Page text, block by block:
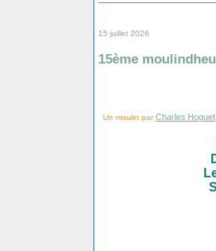
15 juillet 2026
15ème
Un moulin parCharles Hoguet